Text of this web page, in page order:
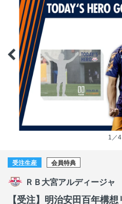
1／4
受注生産 会員特典
ＲＢ大宮アルディージャ
【受注】明治安田百年構